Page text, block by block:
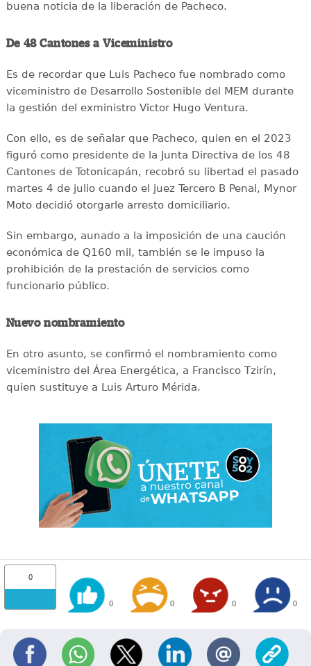
buena noticia de la liberación de Pacheco.
De 48 Cantones a Viceministro
Es de recordar que Luis Pacheco fue nombrado como
viceministro de Desarrollo Sostenible del MEM durante
la gestión del exministro Victor Hugo Ventura.
Con ello, es de señalar que Pacheco, quien en el 2023
figuró como presidente de la Junta Directiva de los 48
Cantones de Totonicapán, recobró su libertad el pasado
martes 4 de julio cuando el juez Tercero B Penal, Mynor
Moto decidió otorgarle arresto domiciliario.
Sin embargo, aunado a la imposición de una caución
económica de Q160 mil, también se le impuso la
prohibición de la prestación de servicios como
funcionario público.
Nuevo nombramiento
En otro asunto, se confirmó el nombramiento como
viceministro del Área Energética, a Francisco Tzirín,
quien sustituye a Luis Arturo Mérida.
0
0 0 0 0